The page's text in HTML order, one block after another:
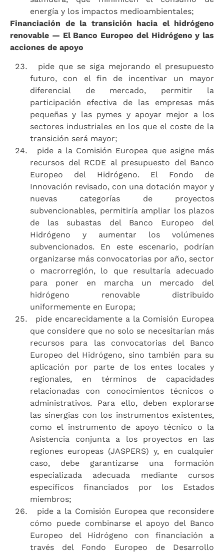
energía y los impactos medioambientales;
Financiación de la transición hacia el hidrógeno
renovable — El Banco Europeo del Hidrógeno y las
acciones de apoyo
pide que se siga mejorando el presupuesto
futuro, con el fin de incentivar un mayor
diferencial de mercado, permitir la
participación efectiva de las empresas más
pequeñas y las pymes y apoyar mejor a los
sectores industriales en los que el coste de la
transición será mayor;
pide a la Comisión Europea que asigne más
recursos del RCDE al presupuesto del Banco
Europeo del Hidrógeno. El Fondo de
Innovación revisado, con una dotación mayor y
nuevas categorías de proyectos
subvencionables, permitiría ampliar los plazos
de las subastas del Banco Europeo del
Hidrógeno y aumentar los volúmenes
subvencionados. En este escenario, podrían
organizarse más convocatorias por año, sector
o macrorregión, lo que resultaría adecuado
para poner en marcha un mercado del
hidrógeno renovable distribuido
uniformemente en Europa;
pide encarecidamente a la Comisión Europea
que considere que no solo se necesitarían más
recursos para las convocatorias del Banco
Europeo del Hidrógeno, sino también para su
aplicación por parte de los entes locales y
regionales, en términos de capacidades
relacionadas con conocimientos técnicos o
administrativos. Para ello, deben explorarse
las sinergias con los instrumentos existentes,
como el instrumento de apoyo técnico o la
Asistencia conjunta a los proyectos en las
regiones europeas (JASPERS) y, en cualquier
caso, debe garantizarse una formación
especializada adecuada mediante cursos
específicos financiados por los Estados
miembros;
pide a la Comisión Europea que reconsidere
cómo puede combinarse el apoyo del Banco
Europeo del Hidrógeno con financiación a
través del Fondo Europeo de Desarrollo